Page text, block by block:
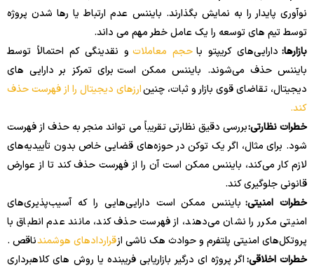
نوآوری پایدار را به نمایش بگذارند. بایننس عدم ارتباط یا رها شدن پروژه
توسط تیم های توسعه را یک عامل خطر مهم می داند.
بازارها: دارایی‌های کریپتو با حجم معاملات و نقدینگی کم احتمالاً توسط
بایننس حذف می‌شوند. بایننس ممکن است برای تمرکز بر دارایی های
دیجیتال، تقاضای قوی بازار و ثبات، چنینارزهای دیجیتال را از فهرست حذف
کند.
خطرات نظارتی:بررسی دقیق نظارتی تقریباً می تواند منجر به حذف از فهرست
شود. برای مثال، اگر یک توکن در حوزه‌های قضایی خاص بدون تأییدیه‌های
لازم کار می‌کند، بایننس ممکن است آن را از فهرست حذف کند تا از عوارض
قانونی جلوگیری کند.
خطرات امنیتی:بایننس ممکن است دارایی‌هایی را که آسیب‌پذیری‌های
امنیتی مکرر را نشان می‌دهند، از فهرست حذف کند، مانند عدم انطباق با
پروتکل‌های امنیتی پلتفرم و حوادث هک ناشی ازقراردادهای هوشمندناقص .
خطرات اخلاقی:اگر پروژه ای درگیر بازاریابی فریبنده یا روش های کلاهبرداری